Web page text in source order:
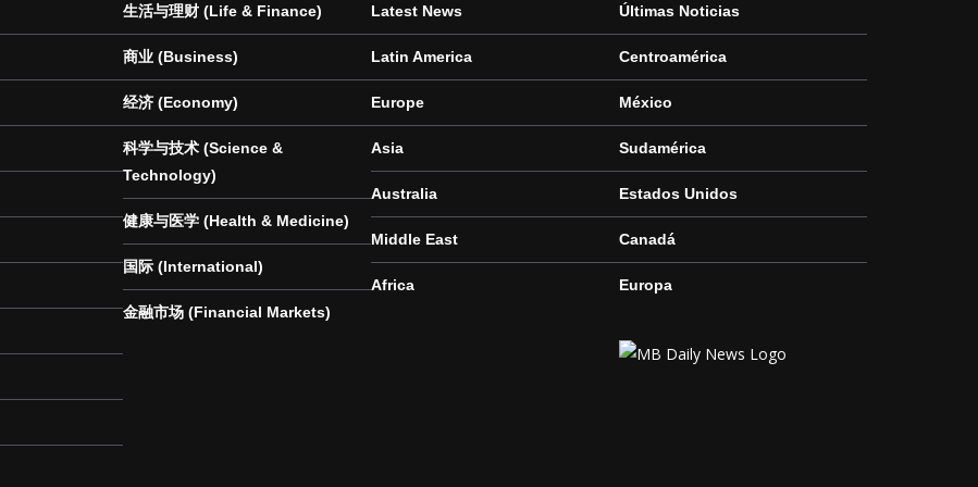
生活与理财 (Life & Finance)
商业 (Business)
经济 (Economy)
科学与技术 (Science &
Technology)
健康与医学 (Health & Medicine)
国际 (International)
金融市场 (Financial Markets)
Latest News
Latin America
Europe
Asia
Australia
Middle East
Africa
Últimas Noticias
Centroamérica
México
Sudamérica
Estados Unidos
Canadá
Europa